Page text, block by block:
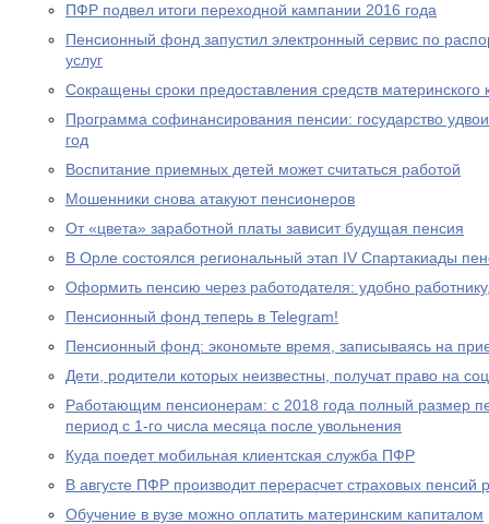
ПФР подвел итоги переходной кампании 2016 года
Пенсионный фонд запустил электронный сервис по
услуг
Сокращены сроки предоставления средств материнского
Программа софинансирования пенсии: государство
год
Воспитание приемных детей может считаться работой
Мошенники снова атакуют пенсионеров
От «цвета» заработной платы зависит будущая пенсия
В Орле состоялся региональный этап IV Спартакиады
Оформить пенсию через работодателя: удобно
Пенсионный фонд теперь в Telegram!
Пенсионный фонд: экономьте время, записываясь на
Дети, родители которых неизвестны, получат право на
Работающим пенсионерам: с 2018 года полный размер
период с 1-го числа месяца после увольнения
Куда поедет мобильная клиентская служба ПФР
В августе ПФР производит перерасчет страховых
Обучение в вузе можно оплатить материнским капиталом